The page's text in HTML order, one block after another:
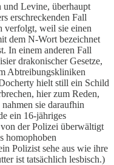
und Levine, überhaupt
erschreckenden Fall
verfolgt, weil sie einen
dem N-Wort bezeichnet
In einem anderen Fall
drakonischer Gesetze,
Abtreibungskliniken
hielt still ein Schild
hier zum Reden,
sie daraufhin
ein 16-jähriges
der Polizei überwältigt
homophoben
Polizist sehe aus wie ihre
ist tatsächlich lesbisch.)